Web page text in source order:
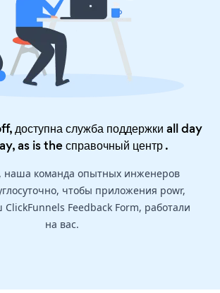
доступна служба поддержки all day
as is theсправочный центр.
наша команда опытных инженеров
чтобы приложения powr,
ClickFunnels Feedback Form, работали
на вас.